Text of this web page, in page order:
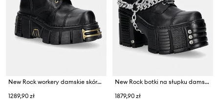
New Rock workery damskie skórzane CRUST NEGRO, TOWER NEGRO ORO VIEJO
1289,90 zł
New Rock botki na słupku damskie skórzane ITALI NEGRO, TOWER MAX + TORNILLO AD-2984
1879,90 zł